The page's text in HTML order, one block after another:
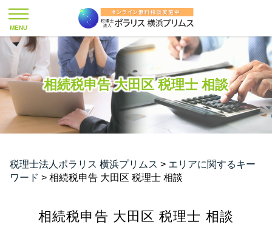
相続税申告 大田区 税理士 相談
税理士法人ポラリス 横浜プリムス > エリアに関するキー
ワード > 相続税申告 大田区 税理士 相談
相続税申告 大田区 税理士 相談